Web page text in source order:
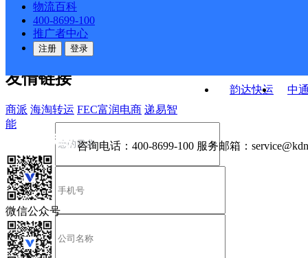
物流百科
400-8699-100
推广者中心
注册 登录
韵达快运
中
公司介绍 企业动态
合作伙伴 快递鸟接口服务协议
户隐私政策
友情链接
商派 海淘转运 FEC富润电商 递易智
能
咨询电话： 400-8699-100 服务邮箱：
微信公众号